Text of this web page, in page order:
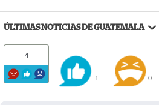
ÚLTIMAS NOTICIAS DE GUATEMALA
4
1 0